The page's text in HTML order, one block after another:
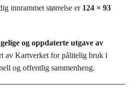
innrammet størrelse er 124 × 93
og oppdaterte utgave av
av Kartverket for pålitelig bruk i
og offentlig sammenheng.